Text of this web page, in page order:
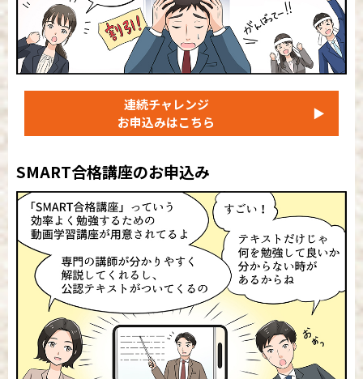
連続チャレンジ
お申込みはこちら
▶
SMART合格講座のお申込み